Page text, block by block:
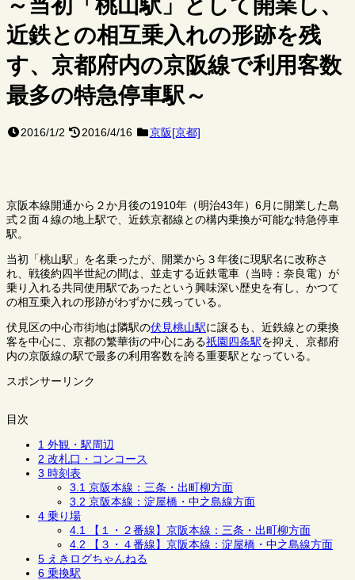
～当初「桃山駅」として開業し、
近鉄との相互乗入れの形跡を残
す、京都府内の京阪線で利用客数
最多の特急停車駅～
2016/1/2 2016/4/16 京阪[京都]
京阪本線開通から２か月後の1910年（明治43年）6月に開業した島
式２面４線の地上駅で、近鉄京都線との構内乗換が可能な特急停車
駅。
当初「桃山駅」を名乗ったが、開業から３年後に現駅名に改称さ
れ、戦後約四半世紀の間は、並走する近鉄電車（当時：奈良電）が
乗り入れる共同使用駅であったという興味深い歴史を有し、かつて
の相互乗入れの形跡がわずかに残っている。
伏見区の中心市街地は隣駅の伏見桃山駅に譲るも、近鉄線との乗換
客を中心に、京都の繁華街の中心にある祇園四条駅を抑え、京都府
内の京阪線の駅で最多の利用客数を誇る重要駅となっている。
スポンサーリンク
目次
1 外観・駅周辺
2 改札口・コンコース
3 時刻表
3.1 京阪本線：三条・出町柳方面
3.2 京阪本線：淀屋橋・中之島線方面
4 乗り場
4.1
【１・２番線】京阪本線：三条・出町柳方面
4.2 【３・４番線】京阪本線：淀屋橋・中之島線方面
5 えきログちゃんねる
6 乗換駅